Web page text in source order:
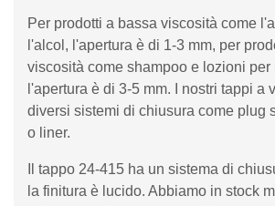
Per prodotti a bassa viscosità come
l'alcol, l'apertura è di 1-3 mm, per
viscosità come shampoo e lozioni per
l'apertura è di 3-5 mm. I nostri tappi a
diversi sistemi di chiusura come plug
o liner.
Il tappo 24-415 ha un sistema di
la finitura è lucido. Abbiamo in stock